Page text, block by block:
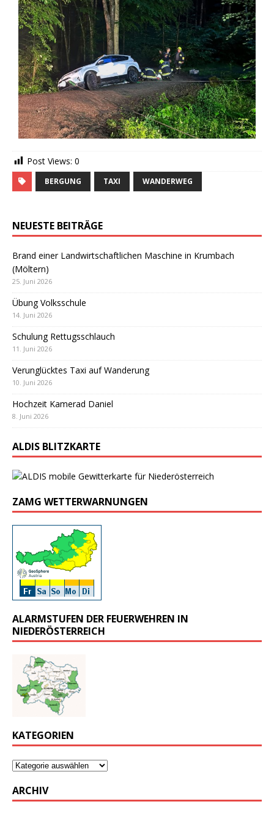
Post Views: 0
BERGUNG TAXI WANDERWEG
NEUESTE BEITRÄGE
Brand einer Landwirtschaftlichen Maschine in Krumbach
(Möltern)
25. Juni 2026
Übung Volksschule
14. Juni 2026
Schulung Rettugsschlauch
11. Juni 2026
Verunglücktes Taxi auf Wanderung
10. Juni 2026
Hochzeit Kamerad Daniel
8. Juni 2026
ALDIS BLITZKARTE
ZAMG WETTERWARNUNGEN
ALARMSTUFEN DER FEUERWEHREN IN
NIEDERÖSTERREICH
KATEGORIEN
ARCHIV